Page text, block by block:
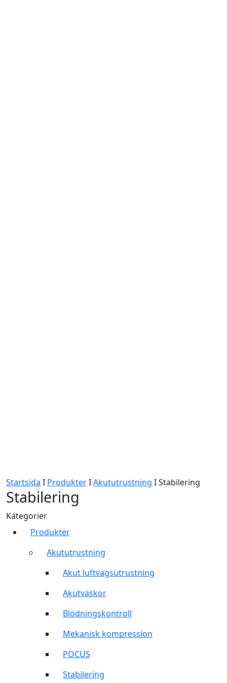
Startsida I ProdukterIAkututrustning IStabilering
Stabilering
Kategorier
Produkter
Akututrustning
Akut luftvägsutrustning
Akutväskor
Blödningskontroll
Mekanisk kompression
POCUS
Stabilering